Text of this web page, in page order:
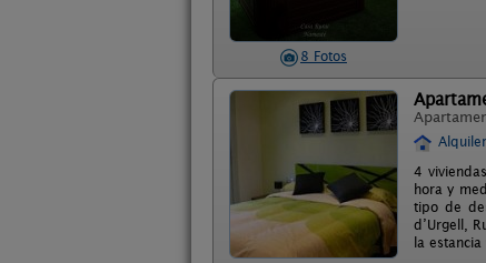
8 Fotos
4
hora y
tipo de
d’Urgell,
la